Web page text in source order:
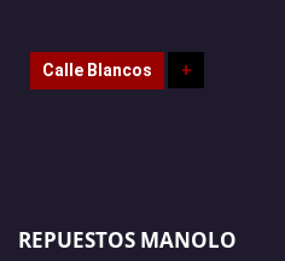
Calle Blancos +
REPUESTOS MANOLO